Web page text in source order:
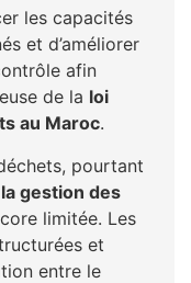
les capacités
et d’améliorer
afin
de la loi
au Maroc.
pourtant
gestion des
limitée. Les
et
entre le